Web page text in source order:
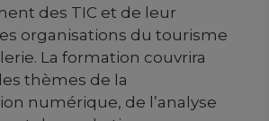
des TIC et de leur
organisations du tourisme
La formation couvrira
thèmes de la
numérique, de l’analyse